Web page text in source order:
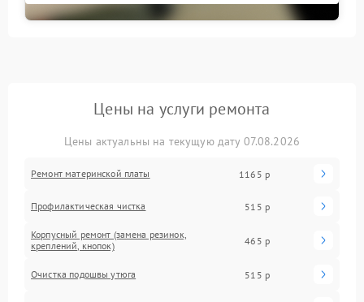
Цены на услуги ремонта
Цены актуальны на текущую дату 07.08.2026
Ремонт материнской платы 1165 р
Профилактическая чистка 515 р
Корпусный ремонт (замена резинок,
креплений, кнопок)
465 р
Очистка подошвы утюга 515 р